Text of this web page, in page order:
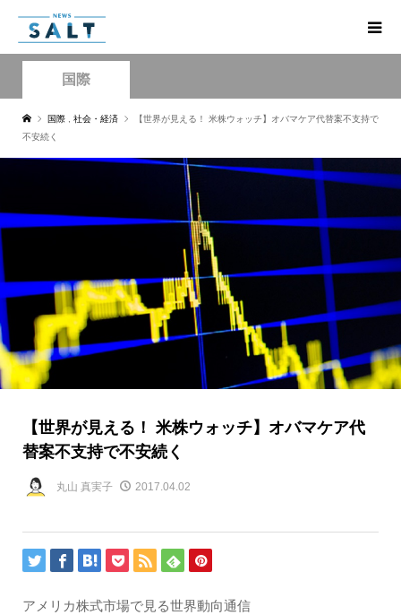
国際
国際 社会・経済
【世界が見える！ 米株ウォッチ】オバマケア代替案不支持で
不安続く
【世界が見える！ 米株ウォッチ】オバマケア代
替案不支持で不安続く
丸山 真実子 2017.04.02
アメリカ株式市場で見る世界動向通信